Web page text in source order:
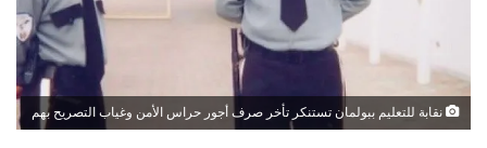
نقابة للتعليم ببولمان تستنكر تأخر صرف أجور حراس الأمن وغياب التصريح بهم